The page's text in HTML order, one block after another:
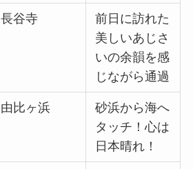
長谷寺
前日に訪れた
美しいあじさ
いの余韻を感
じながら通過
由比ヶ浜
砂浜から海へ
タッチ！心は
日本晴れ！